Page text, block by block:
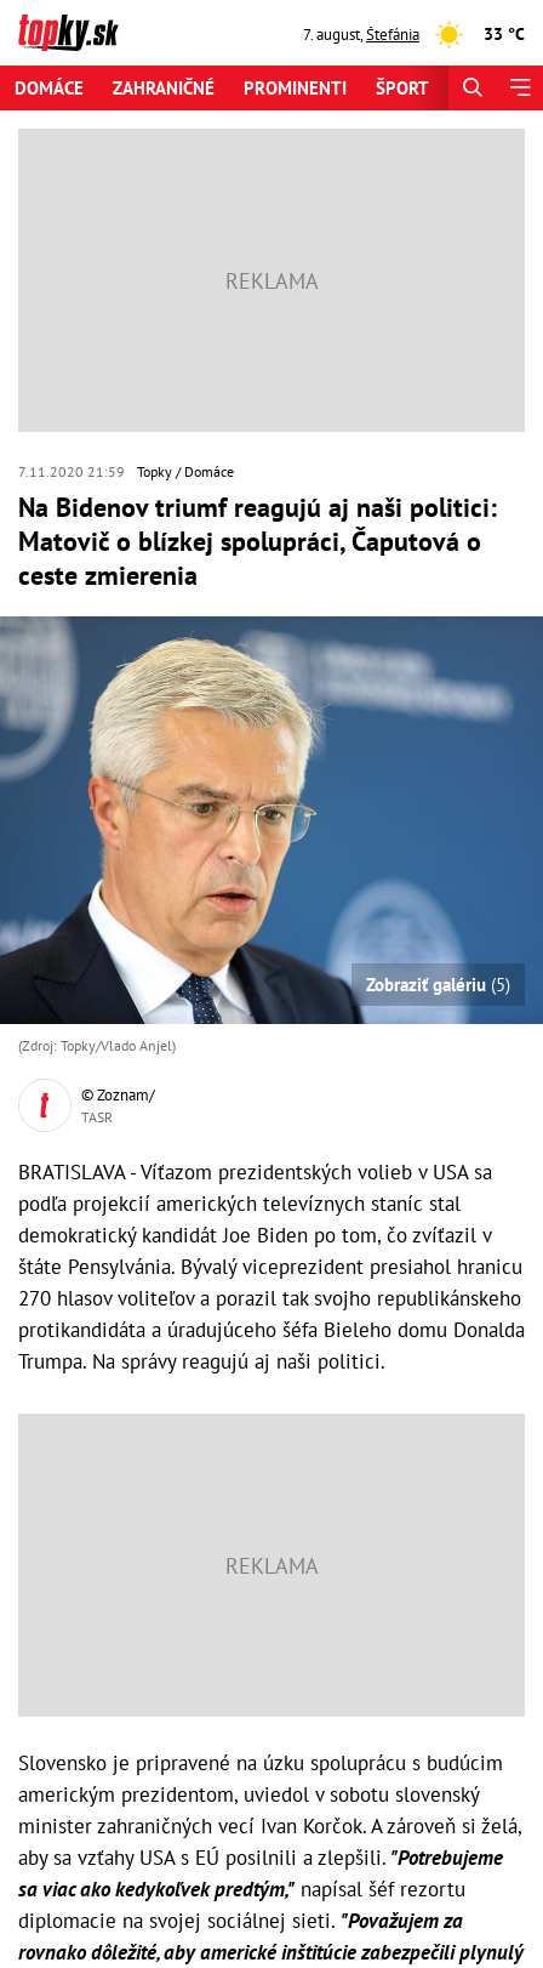
7. august,Štefánia 33 °C
DOMÁCE ZAHRANIČNÉ PROMINENTI ŠPORT
7.11.2020 21:59 Topky Domáce
Na Bidenov triumf reagujú aj naši politici:
Matovič o blízkej spolupráci, Čaputová o
ceste zmierenia
Zobraziť galériu (5)
(Zdroj: Topky/Vlado Anjel)
© Zoznam/
TASR
BRATISLAVA - Víťazom prezidentských volieb v USA sa
podľa projekcií amerických televíznych staníc stal
demokratický kandidát Joe Biden po tom, čo zvíťazil v
štáte Pensylvánia. Bývalý viceprezident presiahol hranicu
270 hlasov voliteľov a porazil tak svojho republikánskeho
protikandidáta a úradujúceho šéfa Bieleho domu Donalda
Trumpa. Na správy reagujú aj naši politici.
Slovensko je pripravené na úzku spoluprácu s budúcim
americkým prezidentom, uviedol v sobotu slovenský
minister zahraničných vecí Ivan Korčok. A zároveň si želá,
aby sa vzťahy USA s EÚ posilnili a zlepšili. "Potrebujeme
sa viac ako kedykoľvek predtým," napísal šéf rezortu
diplomacie na svojej sociálnej sieti. "Považujem za
rovnako dôležité, aby americké inštitúcie zabezpečili plynulý